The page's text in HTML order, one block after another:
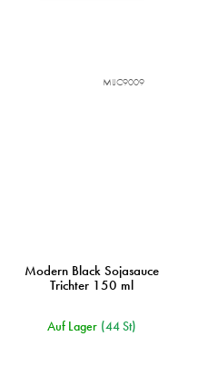
Modern Black Sojasauce
Trichter 150 ml
Auf Lager (44 St)
MIJC9009